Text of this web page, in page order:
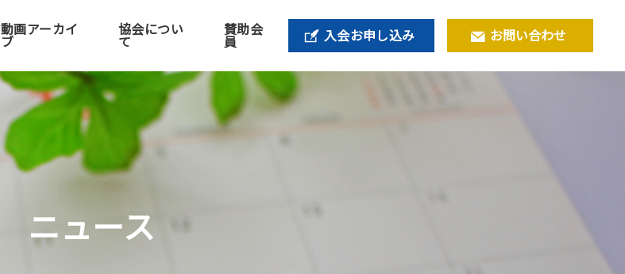
動画アーカイ
ブ
協会につい
て
賛助会
員
入会お申し込み お問い合わせ
ニュース